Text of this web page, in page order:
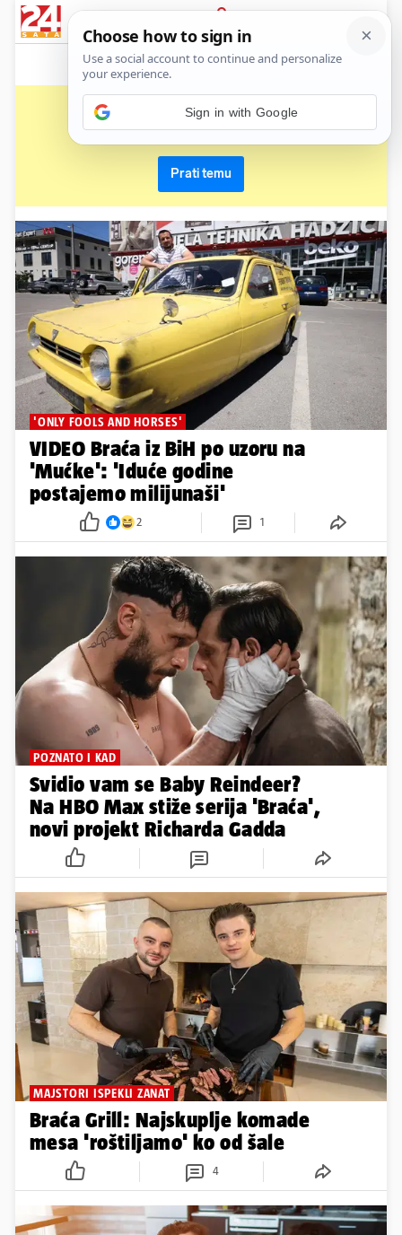
PRIJAVA
News
braća
Prati temu
'ONLY FOOLS AND HORSES'
VIDEO Braća iz BiH po uzoru na
'Mućke': 'Iduće godine
postajemo milijunaši'
2 1
POZNATO I KAD
Svidio vam se Baby Reindeer?
Na HBO Max stiže serija 'Braća',
novi projekt Richarda Gadda
MAJSTORI ISPEKLI ZANAT
Braća Grill: Najskuplje komade
mesa 'roštiljamo' ko od šale
4